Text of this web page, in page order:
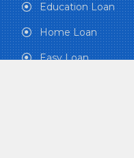
Education Loan
Home Loan
Easy Loan